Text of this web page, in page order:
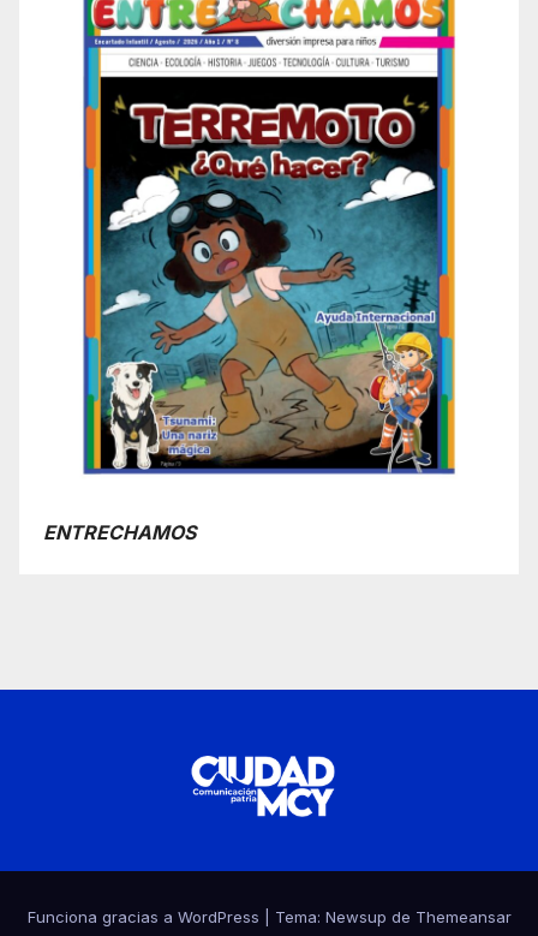
ENTRECHAMOS
Funciona gracias a WordPress Tema: Newsup de Themeansar